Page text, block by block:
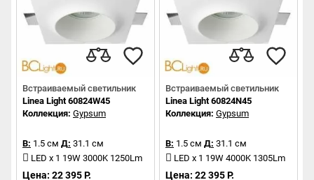
Встраиваемый светильник
Linea Light 60824W45
Коллекция: Gypsum
В: 1.5 см Д: 31.1 см
LED x 1 19W 3000K 1250Lm
Цена: 22 395 Р.
Встраиваемый светильник
Linea Light 60824N45
Коллекция: Gypsum
В: 1.5 см Д: 31.1 см
LED x 1 19W 4000K 1305Lm
Цена: 22 395 Р.